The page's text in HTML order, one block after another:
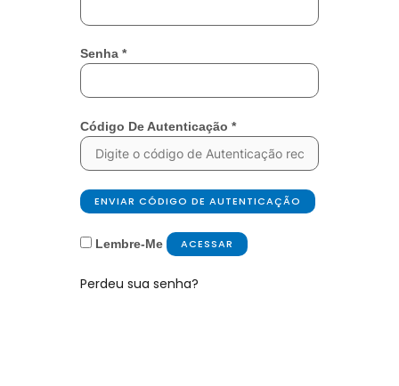
Senha *
Código De Autenticação *
ENVIAR CÓDIGO DE AUTENTICAÇÃO
Lembre-Me ACESSAR
Perdeu sua senha?